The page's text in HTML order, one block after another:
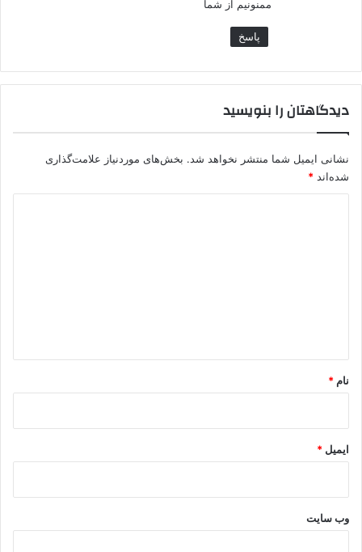
ممنونیم از شما
پاسخ
دیدگاهتان را بنویسید
نشانی ایمیل شما منتشر نخواهد شد. بخش‌های موردنیاز علامت‌گذاری
شده‌اند *
نام *
ایمیل *
وب‌ سایت